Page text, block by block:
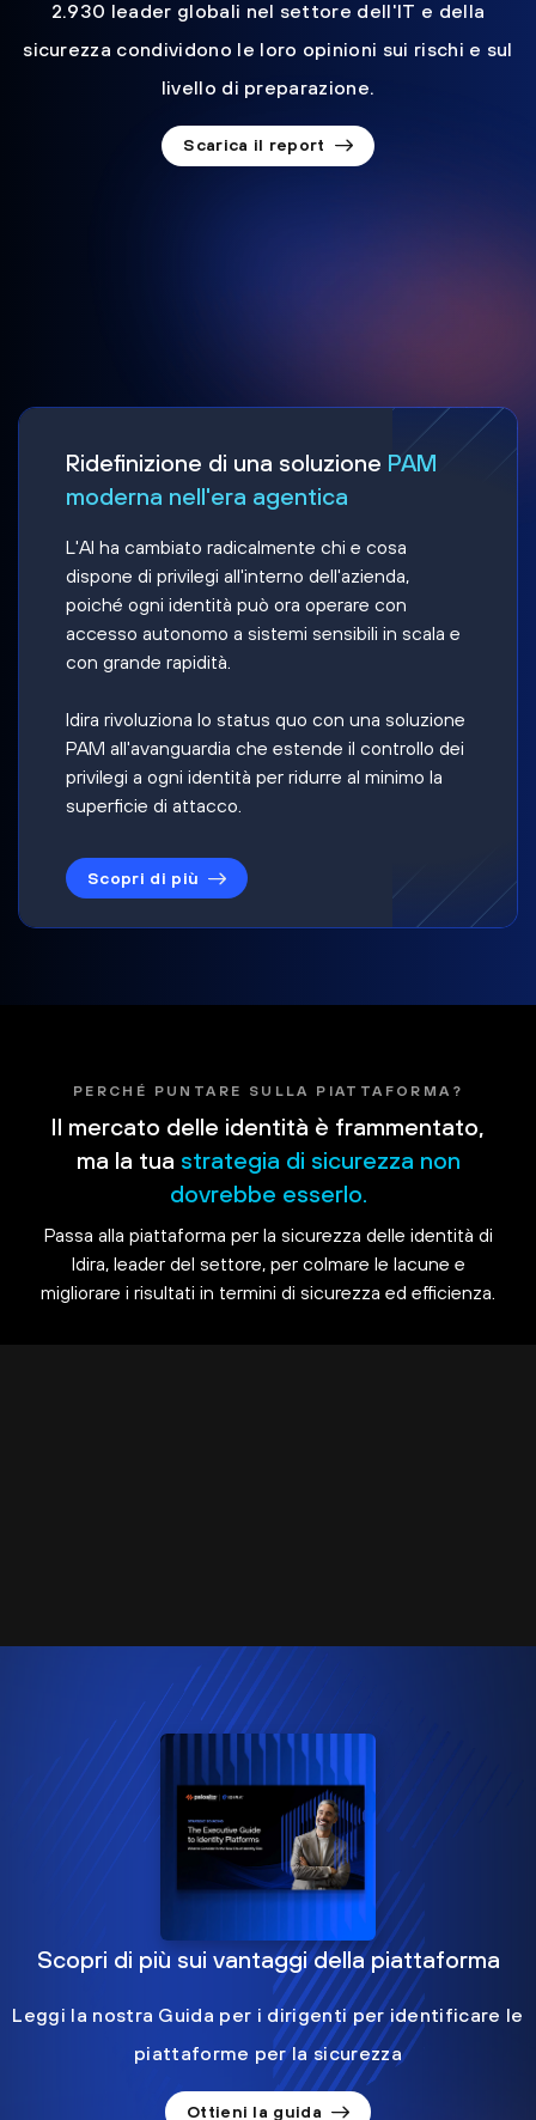
2.930 leader globali nel settore dell'IT e della
sicurezza condividono le loro opinioni sui rischi e sul
livello di preparazione.
Scarica il report
Ridefinizione di una soluzione PAM
moderna nell'era agentica
L'AI ha cambiato radicalmente chi e cosa
dispone di privilegi all'interno dell'azienda,
poiché ogni identità può ora operare con
accesso autonomo a sistemi sensibili in scala e
con grande rapidità.
Idira rivoluziona lo status quo con una soluzione
PAM all'avanguardia che estende il controllo dei
privilegi a ogni identità per ridurre al minimo la
superficie di attacco.
Scopri di più
PERCHÉ PUNTARE SULLA PIATTAFORMA?
Il mercato delle identità è frammentato,
ma la tua strategia di sicurezza non
dovrebbe esserlo.
Passa alla piattaforma per la sicurezza delle identità di
Idira, leader del settore, per colmare le lacune e
migliorare i risultati in termini di sicurezza ed efficienza.
Scopri di più sui vantaggi della piattaforma
Leggi la nostra Guida per i dirigenti per identificare le
piattaforme per la sicurezza
Ottieni la guida